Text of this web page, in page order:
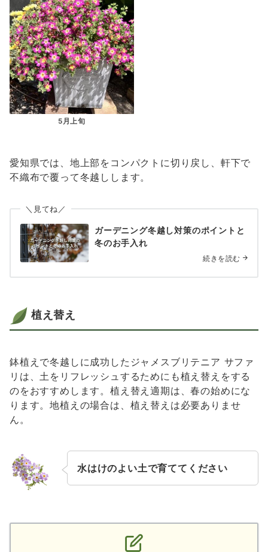
5月上旬
愛知県では、地上部をコンパクトに切り戻し、軒下で
不織布で覆って冬越しします。
＼見てね／
ガーデニング冬越し対策のポイントと
冬のお手入れ
続きを読む
植え替え
鉢植えで冬越しに成功したジャメスブリテニア サファ
リは、土をリフレッシュするためにも植え替えをする
のをおすすめします。植え替え適期は、春の始めにな
ります。地植えの場合は、植え替えは必要ありませ
ん。
水はけのよい土で育ててください